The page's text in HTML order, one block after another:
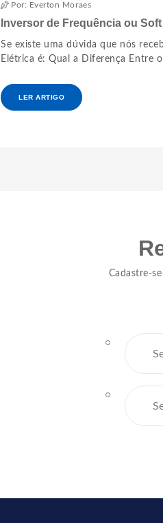
Por: Everton Moraes
Inversor de Frequência ou
Se existe uma dúvida que nós
Elétrica é: Qual a Diferença Entre
LER ARTIGO
Cadastre-